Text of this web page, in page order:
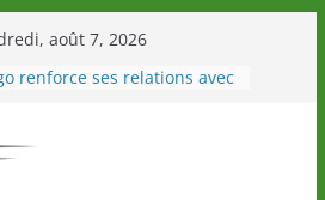
août 7, 2026
renforce ses relations avec
en Côte d’Ivoire
un nouveau tirage